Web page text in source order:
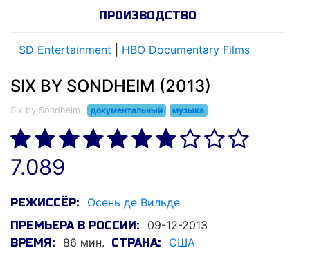
ПРОИЗВОДСТВО
SD Entertainment HBO Documentary Films
SIX BY SONDHEIM (2013)
Six by Sondheim документальный музыка
7.089
РЕЖИССЁР: Осень де Вильде
ПРЕМЬЕРА В РОССИИ: 09-12-2013
ВРЕМЯ: 86 мин. СТРАНА: США